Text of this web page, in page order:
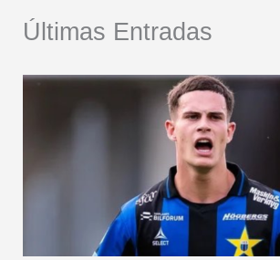
Últimas Entradas